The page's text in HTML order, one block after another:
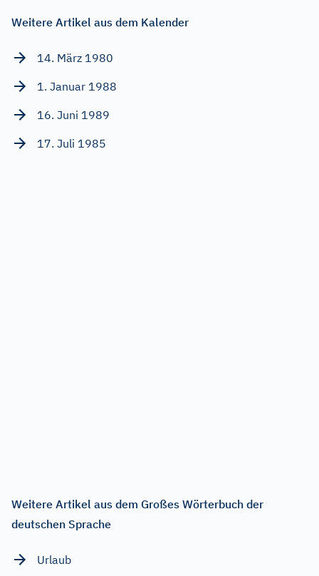
Weitere Artikel aus dem Kalender
14. März 1980
1. Januar 1988
16. Juni 1989
17. Juli 1985
Weitere Artikel aus dem Großes Wörterbuch der
deutschen Sprache
Urlaub